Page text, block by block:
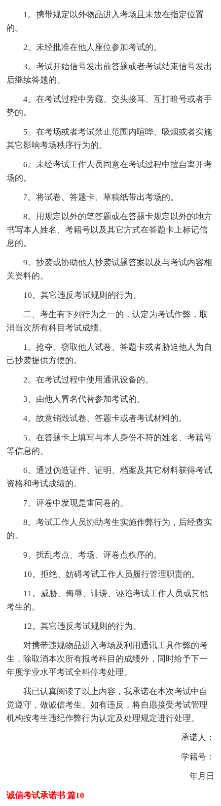
1。携带规定以外物品进入考场且未放在指定位置
的。
2。未经批准在他人座位参加考试的。
3。考试开始信号发出前答题或者考试结束信号发出
后继续答题的。
4。在考试过程中旁窥、交头接耳、互打暗号或者手
势的。
5。在考场或者考试禁止范围内喧哗、吸烟或者实施
其它影响考场秩序行为的。
6。未经考试工作人员同意在考试过程中擅自离开考
场的。
7。将试卷、答题卡、草稿纸带出考场的。
8。用规定以外的笔答题或在答题卡规定以外的地方
书写本人姓名、考籍号以及其它方式在答题卡上标记信
息的。
9。抄袭或协助他人抄袭试题答案以及与考试内容相
关资料的。
10。其它违反考试规则的行为。
二、考生有下列行为之一的，认定为考试作弊，取
消当次所有科目考试成绩。
1。抢夺、窃取他人试卷、答题卡或者胁迫他人为自
己抄袭提供方便的。
2。在考试过程中使用通讯设备的。
3。由他人冒名代替参加考试的。
4。故意销毁试卷、答题卡或者考试材料的。
5。在答题卡上填写与本人身份不符的姓名、考籍号
等信息的。
6。通过伪造证件、证明、档案及其它材料获得考试
资格和考试成绩的。
7。评卷中发现是雷同卷的。
8。考试工作人员协助考生实施作弊行为，后经查实
的。
9。扰乱考点、考场、评卷点秩序的。
10。拒绝、妨碍考试工作人员履行管理职责的。
11。威胁、侮辱、诽谤、诬陷考试工作人员或其他
考生的。
12。其它违反考试规则的行为。
对携带违规物品进入考场及利用通讯工具作弊的考
生，除取消本次所有报考科目的成绩外，同时给予下一
年度学业水平考试全科停考处理。
我已认真阅读了以上内容，我承诺在本次考试中自
觉遵守，做诚信考生。如有违反，将自愿接受考试管理
机构按考生违纪作弊行为认定及处理规定进行处理。
承诺人：
学籍号：
年月日
诚信考试承诺书 篇10